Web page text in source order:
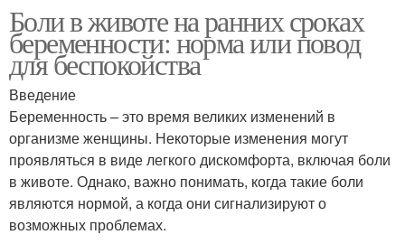
Боли в животе на ранних сроках
беременности: норма или повод
для беспокойства
Введение
Беременность – это время великих изменений в
организме женщины. Некоторые изменения могут
проявляться в виде легкого дискомфорта, включая боли
в животе. Однако, важно понимать, когда такие боли
являются нормой, а когда они сигнализируют о
возможных проблемах.